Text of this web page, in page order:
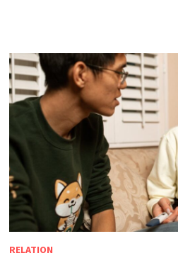
RELATION